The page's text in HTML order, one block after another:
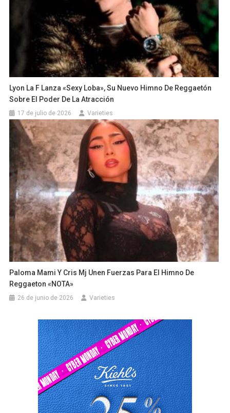
Lyon La F Lanza «Sexy Loba», Su Nuevo Himno De Reggaetón
Sobre El Poder De La Atracción
17 de julio de 2026 Varieties
Paloma Mami Y Cris Mj Unen Fuerzas Para El Himno De
Reggaeton «NOTA»
26 de junio de 2026 Varieties